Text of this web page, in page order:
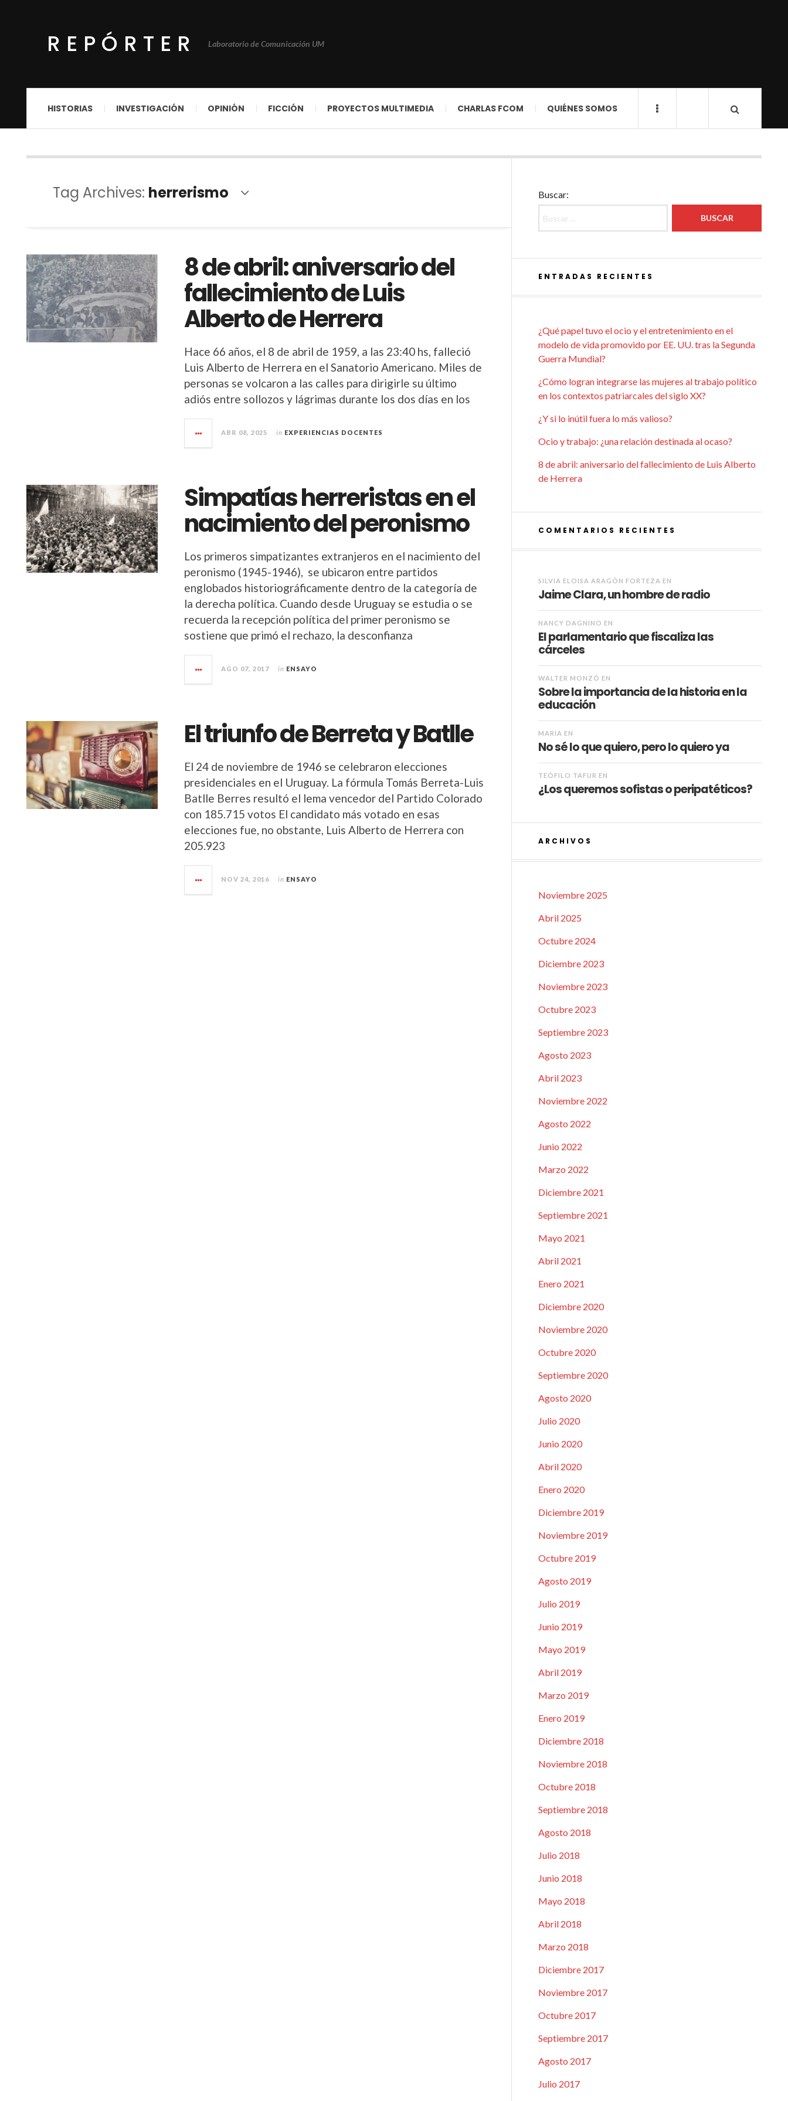
REPÓRTER Laboratorio de Comunicación UM
HISTORIAS INVESTIGACIÓN OPINIÓN FICCIÓN PROYECTOS MULTIMEDIA CHARLAS FCOM QUIÉNES SOMOS
Tag Archives: herrerismo
8 de abril: aniversario del
fallecimiento de Luis
Alberto de Herrera
Hace 66 años, el 8 de abril de 1959, a las 23:40 hs, falleció
Luis Alberto de Herrera en el Sanatorio Americano. Miles de
personas se volcaron a las calles para dirigirle su último
adiós entre sollozos y lágrimas durante los dos días en los
ABR 08, 2025 in EXPERIENCIAS DOCENTES
Simpatías herreristas en el
nacimiento del peronismo
Los primeros sim­patizantes extranjeros en el nacimiento del
peronismo (1945-1946), se ubicaron entre partidos
englobados historiográficamente dentro de la categoría de
la derecha política. Cuando desde Uruguay se estudia o se
recuerda la recepción política del primer peronismo se
sostiene que primó el rechazo, la desconfianza
AGO 07, 2017 in ENSAYO
El triunfo de Berreta y Batlle
El 24 de noviembre de 1946 se celebraron elecciones
presidenciales en el Uruguay. La fórmula Tomás Berreta-Luis
Batlle Berres resultó el lema vencedor del Partido Colorado
con 185.715 votos El candidato más votado en esas
elecciones fue, no obstante, Luis Alberto de Herrera con
205.923
NOV 24, 2016 in ENSAYO
Buscar:
ENTRADAS RECIENTES
¿Qué papel tuvo el ocio y el entretenimiento en el
modelo de vida promovido por EE. UU. tras la Segunda
Guerra Mundial?
¿Cómo logran integrarse las mujeres al trabajo político
en los contextos patriarcales del siglo XX?
¿Y si lo inútil fuera lo más valioso?
Ocio y trabajo: ¿una relación destinada al ocaso?
8 de abril: aniversario del fallecimiento de Luis Alberto
de Herrera
COMENTARIOS RECIENTES
SILVIA ELOISA ARAGÓN FORTEZA EN
Jaime Clara, un hombre de radio
NANCY DAGNINO EN
El parlamentario que fiscaliza las
cárceles
WALTER MONZÓ EN
Sobre la importancia de la historia en la
educación
MARIA EN
No sé lo que quiero, pero lo quiero ya
TEÓFILO TAFUR EN
¿Los queremos sofistas o peripatéticos?
ARCHIVOS
Noviembre 2025
Abril 2025
Octubre 2024
Diciembre 2023
Noviembre 2023
Octubre 2023
Septiembre 2023
Agosto 2023
Abril 2023
Noviembre 2022
Agosto 2022
Junio 2022
Marzo 2022
Diciembre 2021
Septiembre 2021
Mayo 2021
Abril 2021
Enero 2021
Diciembre 2020
Noviembre 2020
Octubre 2020
Septiembre 2020
Agosto 2020
Julio 2020
Junio 2020
Abril 2020
Enero 2020
Diciembre 2019
Noviembre 2019
Octubre 2019
Agosto 2019
Julio 2019
Junio 2019
Mayo 2019
Abril 2019
Marzo 2019
Enero 2019
Diciembre 2018
Noviembre 2018
Octubre 2018
Septiembre 2018
Agosto 2018
Julio 2018
Junio 2018
Mayo 2018
Abril 2018
Marzo 2018
Diciembre 2017
Noviembre 2017
Octubre 2017
Septiembre 2017
Agosto 2017
Julio 2017